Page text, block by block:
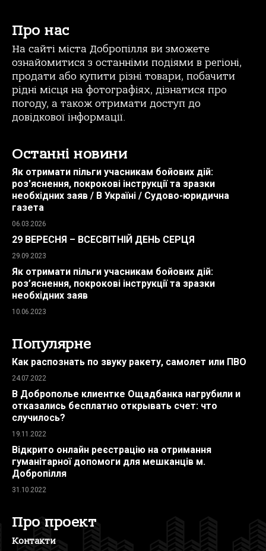
Про нас
На сайті міста Добропілля ви зможете
ознайомитися з останніми подіями в регіоні,
продати або купити різні товари, побачити
рідні місця на фотографіях, дізнатися про
погоду, а також отримати доступ до
довідкової інформації.
Останні новини
Як отримати пільги учасникам бойових дій:
роз'яснення, покрокові інструкції та зразки
необхідних заяв / В Україні / Судово-юридична
газета
06.03.2026
29 ВЕРЕСНЯ – ВСЕСВІТНІЙ ДЕНЬ СЕРЦЯ
29.09.2023
Як отримати пільги учасникам бойових дій:
роз’яснення, покрокові інструкції та зразки
необхідних заяв
10.06.2023
Популярне
Как распознать по звуку ракету, самолет или ПВО
24.07.2022
В Доброполье клиентке Ощадбанка нагрубили и
отказались бесплатно открывать счет: что
случилось?
19.11.2022
Відкрито онлайн реєстрацію на отримання
гуманітарної допомоги для мешканців м.
Добропілля
31.10.2022
Про проект
Контакти